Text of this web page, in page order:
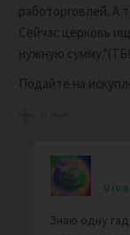
работорговлей. А
Сейчас церковь
нужную
Подайте на
Знаю одну